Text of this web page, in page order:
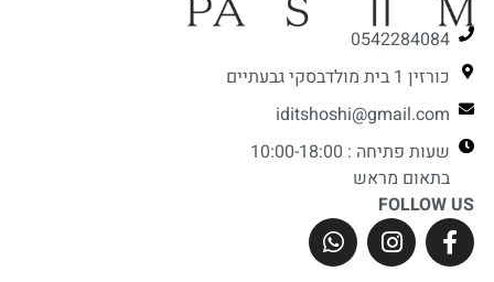
0542284084
כורזין 1 בית מולדבסקי גבעתיים
iditshoshi@gmail.com
שעות פתיחה : 10:00-18:00
בתאום מראש
FOLLOW US